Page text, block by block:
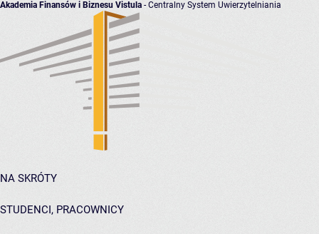
Akademia Finansów i Biznesu Vistula - Centralny System Uwierzytelniania
NA SKRÓTY
STUDENCI, PRACOWNICY